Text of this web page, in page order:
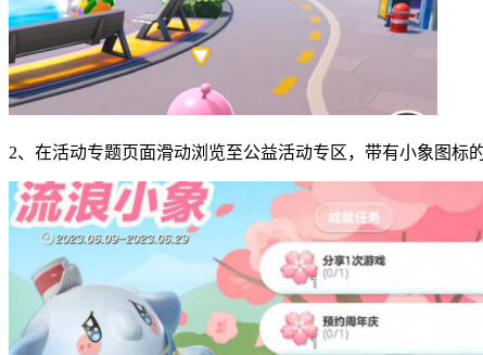
2、在活动专题页面滑动浏览至公益活动专区，带有小象图标